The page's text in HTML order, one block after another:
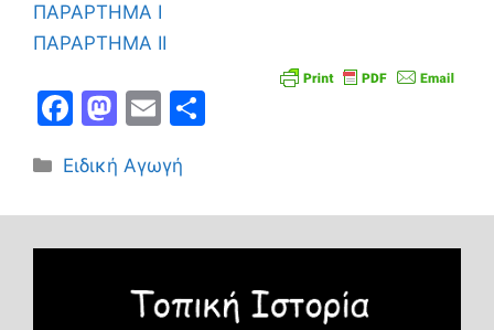
ΠΑΡΑΡΤΗΜΑ I
ΠΑΡΑΡΤΗΜΑ II
F
c
e
b
M
st
o
d
o
E
ai
l
α
σ
τε
ίτ
Κατηγορίες
Ειδική Αγωγή